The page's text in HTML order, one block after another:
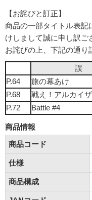
【お詫びと訂正】
商品の一部タイトル表記
けしまして誠に申し訳ご
お詫びの上、下記の通り
誤
P.64
旅の幕あけ
P.68
戦え！アルカイ
P.72
Battle #4
商品情報
商品コード
仕様
商品構成